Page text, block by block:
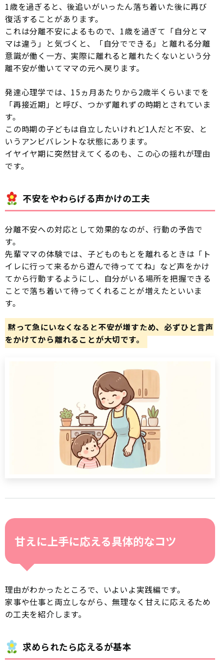
1歳を過ぎると、後追いがいったん落ち着いた後に再び
復活することがあります。
これは分離不安によるもので、1歳を過ぎて「自分とマ
マは違う」と気づくと、「自分でできる」と離れる分離
意識が働く一方、実際に離れると離れたくないという分
離不安が働いてママの元へ戻ります。
発達心理学では、15ヵ月あたりから2歳半くらいまでを
「再接近期」と呼び、つかず離れずの時期とされていま
す。
この時期の子どもは自立したいけれど1人だと不安、と
いうアンビバレントな状態にあります。
イヤイヤ期に突然甘えてくるのも、この心の揺れが理由
です。
不安をやわらげる声かけの工夫
分離不安への対応として効果的なのが、行動の予告で
す。
先輩ママの体験では、子どものもとを離れるときは「ト
イレに行って来るから遊んで待っててね」など声をかけ
てから行動するようにし、自分がいる場所を把握できる
ことで落ち着いて待ってくれることが増えたといいま
す。
黙って急にいなくなると不安が増すため、必ずひと言声
をかけてから離れることが大切です。
甘えに上手に応える具体的なコツ
理由がわかったところで、いよいよ実践編です。
家事や仕事と両立しながら、無理なく甘えに応えるため
の工夫を紹介します。
求められたら応えるが基本